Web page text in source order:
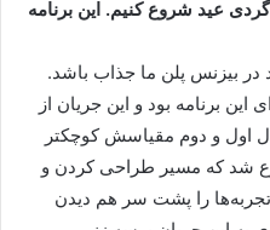
عید شروع کنیم. این برنامه
در بیزنس پلن ما جذاب باشد.
بار اجرای این برنامه بود و این جریان از
اول و دوم مقیاسش کوچکتر
شد که مسیر طراحی کردن و
تجربه‌ها را پشت سر هم دیدن